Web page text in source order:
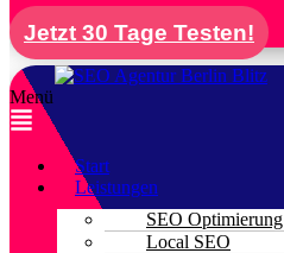
Jetzt 30 Tage Testen!
Menü
Start
Leistungen
SEO Optimierung
Local SEO